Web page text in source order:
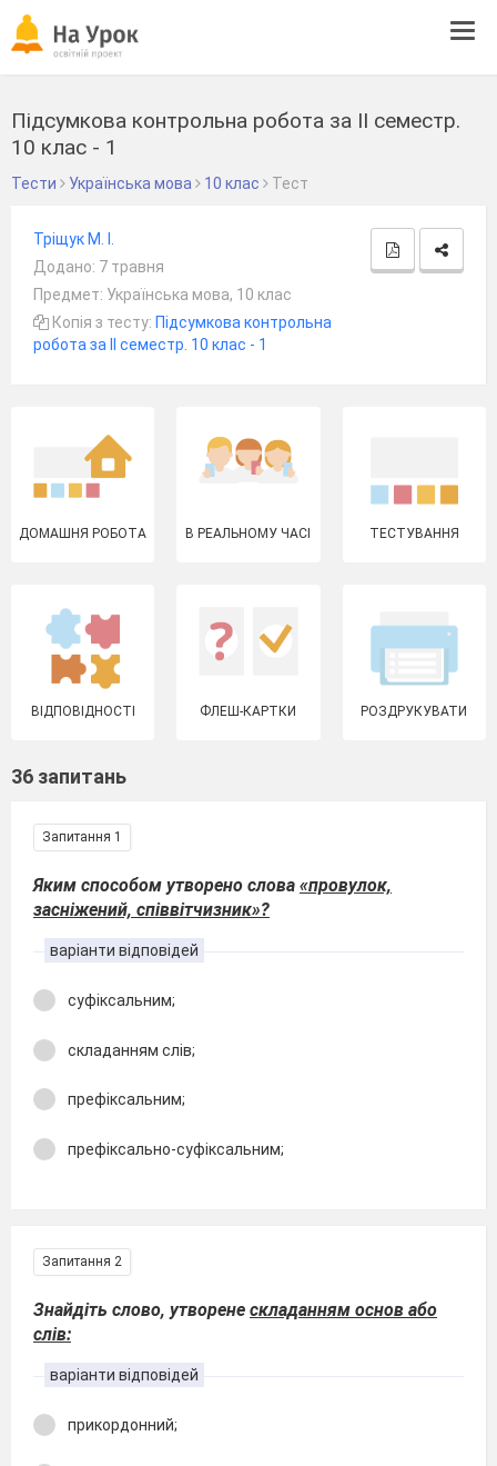
Підсумкова контрольна робота за ІІ семестр.
10 клас - 1
Тести Українська мова 10 клас Тест
Тріщук М. І.
Додано: 7 травня
Предмет: Українська мова, 10 клас
Копія з тесту: Підсумкова контрольна
робота за ІІ семестр. 10 клас - 1
ДОМАШНЯ РОБОТА В РЕАЛЬНОМУ ЧАСІ ТЕСТУВАННЯ
ВІДПОВІДНОСТІ ФЛЕШ-КАРТКИ РОЗДРУКУВАТИ
36 запитань
Запитання 1
Яким способом утворено слова «провулок,
засніжений, співвітчизник»?
варіанти відповідей
суфіксальним;
складанням слів;
префіксальним;
префіксально-суфіксальним;
Запитання 2
Знайдіть слово, утворене складанням основ або
слів:
варіанти відповідей
прикордонний;